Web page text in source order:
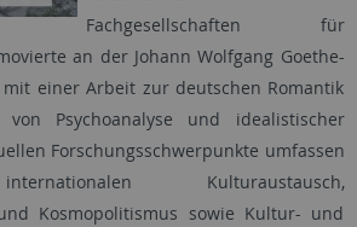
Fachgesellschaften für
an der Johann Wolfgang Goethe-
einer Arbeit zur deutschen Romantik
Psychoanalyse und idealistischer
Forschungsschwerpunkte umfassen
Kulturaustausch,
Kosmopolitismus sowie Kultur- und